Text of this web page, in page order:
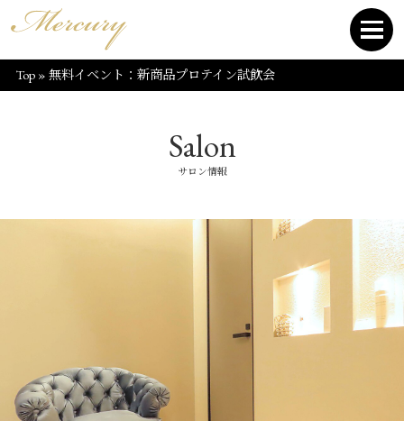
Top» 無料イベント：新商品プロテイン試飲会
Salon
サロン情報